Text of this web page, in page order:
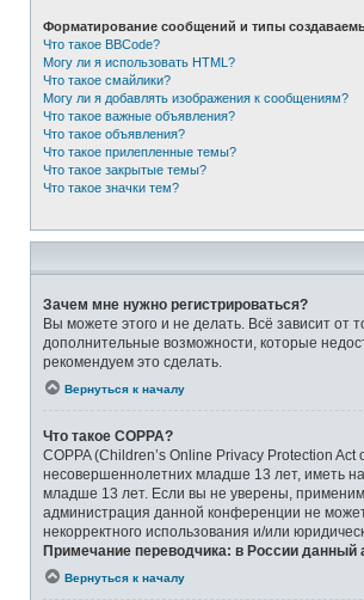
Форматирование сообщений и типы
Что такое BBCode?
Могу ли я использовать HTML?
Что такое смайлики?
Могу ли я добавлять изображения к сообщениям?
Что такое важные объявления?
Что такое объявления?
Что такое прилепленные темы?
Что такое закрытые темы?
Что такое значки тем?
Зачем мне нужно регистрироваться?
Вы можете этого и не делать. Всё зависит от
дополнительные возможности, которые
рекомендуем это сделать.
Вернуться к началу
Что такое COPPA?
COPPA (Children’s Online Privacy Protection
несовершеннолетних младше 13 лет, иметь
младше 13 лет. Если вы не уверены,
администрация данной конференции не
некорректного использования и/или
Примечание переводчика: в России данный
Вернуться к началу